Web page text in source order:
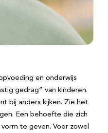
en onderwijs
gedrag” van kinderen.
bij anders kijken. Zie het
Een behoefte die zich
te geven. Voor zowel